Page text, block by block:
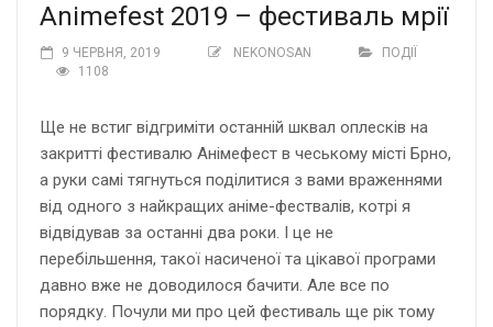
Animefest 2019 – фестиваль мрії
9 ЧЕРВНЯ, 2019 NEKONOSAN
ПОДІЇ
1108
Ще не встиг відгриміти останній шквал оплесків на
закритті фестивалю Анімефест в чеському місті Брно,
а руки самі тягнуться поділитися з вами враженнями
від одного з найкращих аніме-фествалів, котрі я
відвідував за останні два роки. І це не
перебільшення, такої насиченої та цікавої програми
давно вже не доводилося бачити. Але все по
порядку. Почули ми про цей фестиваль ще рік тому